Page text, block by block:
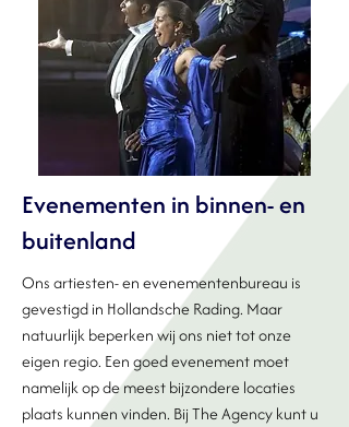
Evenementen in binnen- en
buitenland
Ons artiesten- en evenementenbureau is
gevestigd in Hollandsche Rading. Maar
natuurlijk beperken wij ons niet tot onze
eigen regio. Een goed evenement moet
namelijk op de meest bijzondere locaties
plaats kunnen vinden. Bij The Agency kunt u